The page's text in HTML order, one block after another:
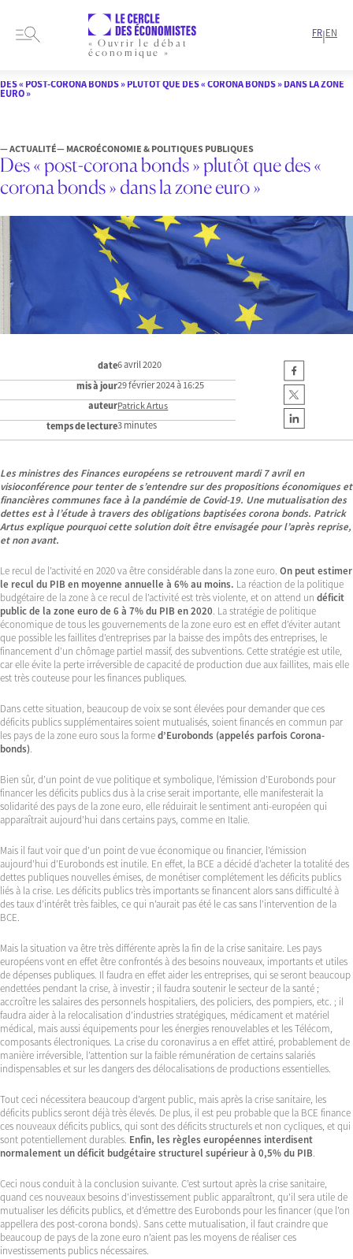
« Ouvrir le débat
économique »
FR|EN
DES « POST-CORONA BONDS » PLUTÔT QUE DES « CORONA BONDS » DANS LA ZONE
EURO »
— ACTUALITÉ— MACROÉCONOMIE & POLITIQUES PUBLIQUES
Des « post-corona bonds » plutôt que des «
corona bonds » dans la zone euro »
date6 avril 2020
mis à jour29 février 2024 à 16:25
auteurPatrick Artus
temps de lecture3 minutes
Les ministres des Finances européens se retrouvent mardi 7 avril en
visioconférence pour tenter de s’entendre sur des propositions économiques et
financières communes face à la pandémie de Covid-19. Une mutualisation des
dettes est à l’étude à travers des obligations baptisées corona bonds. Patrick
Artus explique pourquoi cette solution doit être envisagée pour l’après reprise,
et non avant.
Le recul de l’activité en 2020 va être considérable dans la zone euro. On peut estimer
le recul du PIB en moyenne annuelle à 6% au moins. La réaction de la politique
budgétaire de la zone à ce recul de l’activité est très violente, et on attend un déficit
public de la zone euro de 6 à 7% du PIB en 2020. La stratégie de politique
économique de tous les gouvernements de la zone euro est en effet d’éviter autant
que possible les faillites d’entreprises par la baisse des impôts des entreprises, le
financement d’un chômage partiel massif, des subventions. Cette stratégie est utile,
car elle évite la perte irréversible de capacité de production due aux faillites, mais elle
est très couteuse pour les finances publiques.
Dans cette situation, beaucoup de voix se sont élevées pour demander que ces
déficits publics supplémentaires soient mutualisés, soient financés en commun par
les pays de la zone euro sous la formed’Eurobonds (appelés parfois Corona-
bonds).
Bien sûr, d’un point de vue politique et symbolique, l’émission d’Eurobonds pour
financer les déficits publics dus à la crise serait importante, elle manifesterait la
solidarité des pays de la zone euro, elle réduirait le sentiment anti-européen qui
apparaîtrait aujourd’hui dans certains pays, comme en Italie.
Mais il faut voir que d’un point de vue économique ou financier, l’émission
aujourd’hui d’Eurobonds est inutile. En effet, la BCE a décidé d’acheter la totalité des
dettes publiques nouvelles émises, de monétiser complétement les déficits publics
liés à la crise. Les déficits publics très importants se financent alors sans difficulté à
des taux d’intérêt très faibles, ce qui n’aurait pas été le cas sans l’intervention de la
BCE.
Mais la situation va être très différente après la fin de la crise sanitaire. Les pays
européens vont en effet être confrontés à des besoins nouveaux, importants et utiles
de dépenses publiques. Il faudra en effet aider les entreprises, qui se seront beaucoup
endettées pendant la crise, à investir ; il faudra soutenir le secteur de la santé ;
accroître les salaires des personnels hospitaliers, des policiers, des pompiers, etc. ; il
faudra aider à la relocalisation d’industries stratégiques, médicament et matériel
médical, mais aussi équipements pour les énergies renouvelables et les Télécom,
composants électroniques. La crise du coronavirus a en effet attiré, probablement de
manière irréversible, l’attention sur la faible rémunération de certains salariés
indispensables et sur les dangers des délocalisations de productions essentielles.
Tout ceci nécessitera beaucoup d’argent public, mais après la crise sanitaire, les
déficits publics seront déjà très élevés. De plus, il est peu probable que la BCE finance
ces nouveaux déficits publics, qui sont des déficits structurels et non cycliques, et qui
sont potentiellement durables. Enfin, les règles européennes interdisent
normalement un déficit budgétaire structurel supérieur à 0,5% du PIB.
Ceci nous conduit à la conclusion suivante. C’est surtout après la crise sanitaire,
quand ces nouveaux besoins d’investissement public apparaîtront, qu’il sera utile de
mutualiser les déficits publics, et d’émettre des Eurobonds pour les financer (que l’on
appellera des post-corona bonds). Sans cette mutualisation, il faut craindre que
beaucoup de pays de la zone euro n’aient pas les moyens de réaliser ces
investissements publics nécessaires.